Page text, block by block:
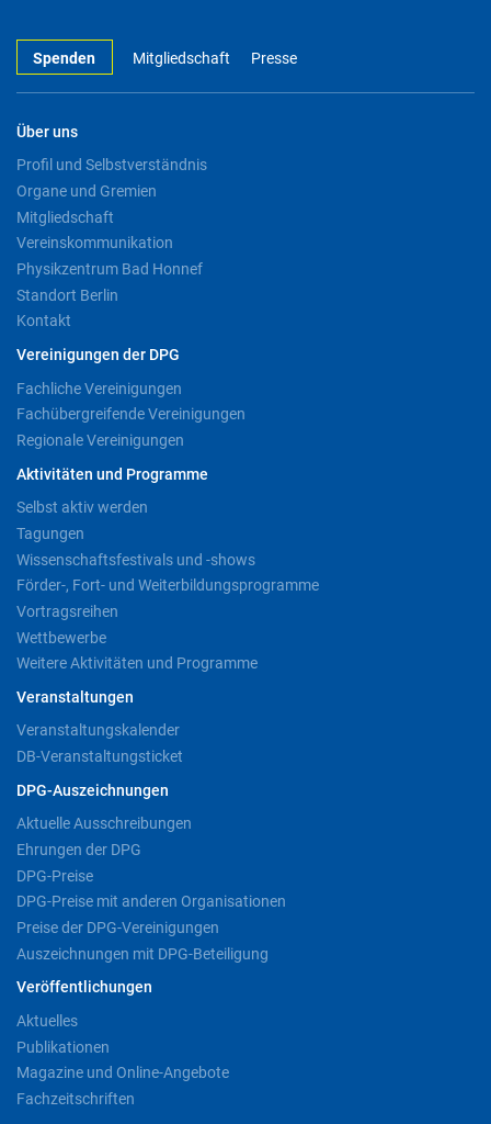
Spenden Mitgliedschaft Presse
Über uns
Profil und Selbstverständnis
Organe und Gremien
Mitgliedschaft
Vereinskommunikation
Physikzentrum Bad Honnef
Standort Berlin
Kontakt
Vereinigungen der DPG
Fachliche Vereinigungen
Fachübergreifende Vereinigungen
Regionale Vereinigungen
Aktivitäten und Programme
Selbst aktiv werden
Tagungen
Wissenschaftsfestivals und -shows
Förder-, Fort- und Weiterbildungsprogramme
Vortragsreihen
Wettbewerbe
Weitere Aktivitäten und Programme
Veranstaltungen
Veranstaltungskalender
DB-Veranstaltungsticket
DPG-Auszeichnungen
Aktuelle Ausschreibungen
Ehrungen der DPG
DPG-Preise
DPG-Preise mit anderen Organisationen
Preise der DPG-Vereinigungen
Auszeichnungen mit DPG-Beteiligung
Veröffentlichungen
Aktuelles
Publikationen
Magazine und Online-Angebote
Fachzeitschriften